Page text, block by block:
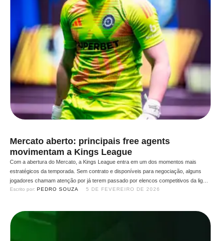
Mercato aberto: principais free agents
movimentam a Kings League
Com a abertura do Mercato, a Kings League entra em um dos momentos mais
estratégicos da temporada. Sem contrato e disponíveis para negociação, alguns
jogadores chamam atenção por já terem passado por elencos competitivos da liga e
agora surgem como opções interessantes para clubes que buscam reforços
Escrito por: PEDRO SOUZA 5 DE FEVEREIRO DE 2026